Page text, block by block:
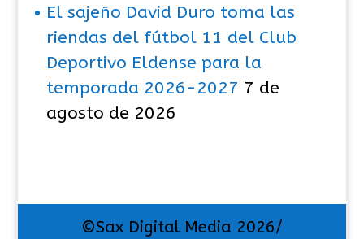
El sajeño David Duro toma las
riendas del fútbol 11 del Club
Deportivo Eldense para la
temporada 2026-2027 7 de
agosto de 2026
©Sax Digital Media 2026/